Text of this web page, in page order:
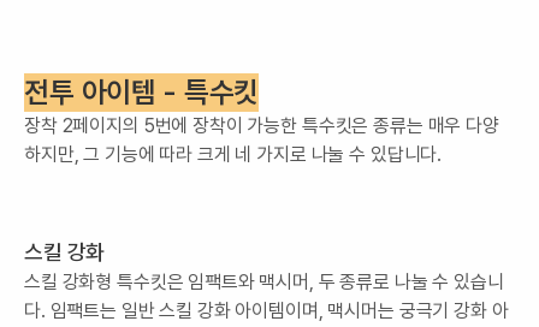
전투 아이템 - 특수킷
장착 2페이지의 5번에 장착이 가능한 특수킷은 종류는 매우 다양
하지만, 그 기능에 따라 크게 네 가지로 나눌 수 있답니다.
스킬 강화
스킬 강화형 특수킷은 임팩트와 맥시머, 두 종류로 나눌 수 있습니
다. 임팩트는 일반 스킬 강화 아이템이며, 맥시머는 궁극기 강화 아